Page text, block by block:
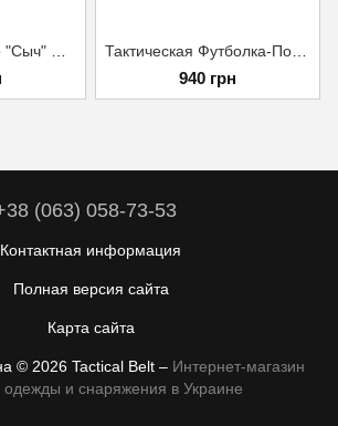
940 грн
(063) 058-73-53
Контактная информация
Полная версия сайта
Карта сайта
© 2026 Tactical Belt – Интернет-магазин
одежды и снаряжения в Украине